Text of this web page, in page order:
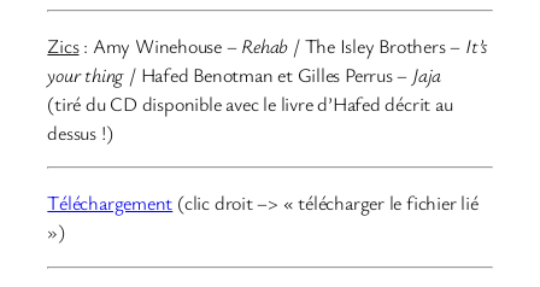
Zics: Amy Winehouse –Rehab / The Isley Brothers – It’s
your thing / Hafed Benotman et Gilles Perrus – Jaja
(tiré du CD disponible avec le livre d’Hafed décrit au
dessus !)
Téléchargement (clic droit –> « télécharger le fichier lié
»)